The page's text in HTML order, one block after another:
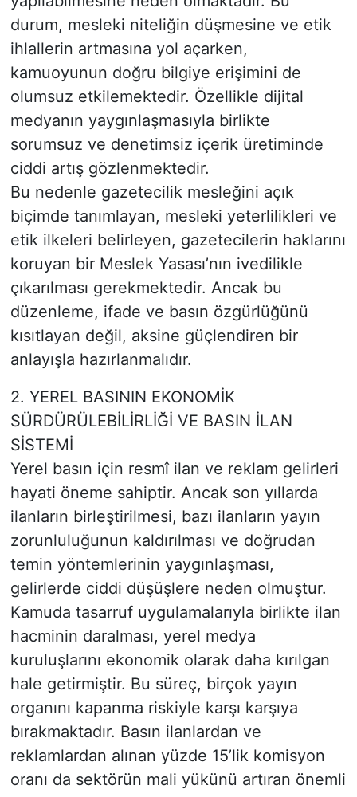
durum, mesleki niteliğin düşmesine ve etik
ihlallerin artmasına yol açarken,
kamuoyunun doğru bilgiye erişimini de
olumsuz etkilemektedir. Özellikle dijital
medyanın yaygınlaşmasıyla birlikte
sorumsuz ve denetimsiz içerik üretiminde
ciddi artış gözlenmektedir.
Bu nedenle gazetecilik mesleğini açık
biçimde tanımlayan, mesleki yeterlilikleri ve
etik ilkeleri belirleyen, gazetecilerin haklarını
koruyan bir Meslek Yasası’nın ivedilikle
çıkarılması gerekmektedir. Ancak bu
düzenleme, ifade ve basın özgürlüğünü
kısıtlayan değil, aksine güçlendiren bir
anlayışla hazırlanmalıdır.
2. YEREL BASININ EKONOMİK
SÜRDÜRÜLEBİLİRLİĞİ VE BASIN İLAN
SİSTEMİ
Yerel basın için resmî ilan ve reklam gelirleri
hayati öneme sahiptir. Ancak son yıllarda
ilanların birleştirilmesi, bazı ilanların yayın
zorunluluğunun kaldırılması ve doğrudan
temin yöntemlerinin yaygınlaşması,
gelirlerde ciddi düşüşlere neden olmuştur.
Kamuda tasarruf uygulamalarıyla birlikte ilan
hacminin daralması, yerel medya
kuruluşlarını ekonomik olarak daha kırılgan
hale getirmiştir. Bu süreç, birçok yayın
organını kapanma riskiyle karşı karşıya
bırakmaktadır. Basın ilanlardan ve
reklamlardan alınan yüzde 15’lik komisyon
oranı da sektörün mali yükünü artıran önemli